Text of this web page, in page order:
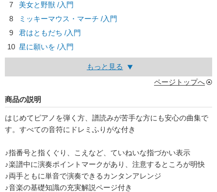
7
美女と野獣 /入門
8
ミッキーマウス・マーチ /入門
9
君はともだち /入門
10 星に願いを /入門
もっと見る
ページトップへ
商品の説明
はじめてピアノを弾く方、譜読みが苦手な方にも安心の曲集で
す。すべての音符にドレミふりがな付き
♪指番号と指くぐり、こえなど、ていねいな指づかい表示
♪楽譜中に演奏ポイントマークがあり、注意するところが明快
♪両手ともに単音で演奏できるカンタンアレンジ
♪音楽の基礎知識の充実解説ページ付き